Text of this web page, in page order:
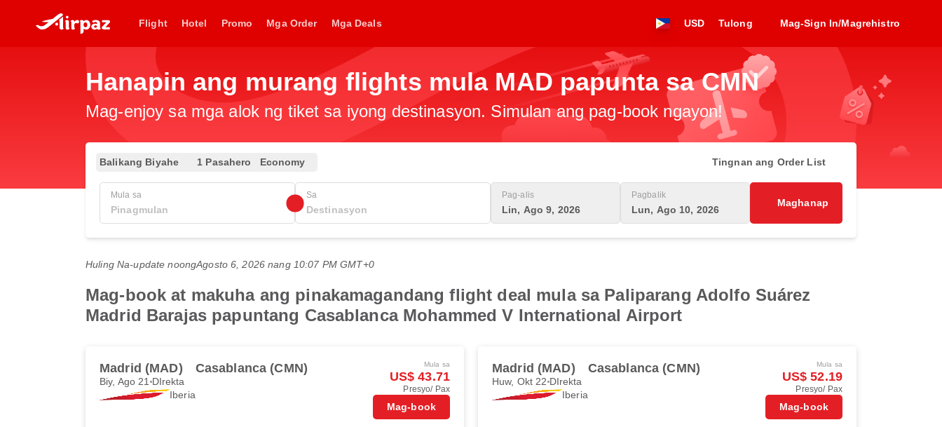
Flight Hotel Promo Mga Order Mga Deals USD Tulong Mag-Sign In/Magrehistro
Hanapin ang murang flights mula MAD papunta sa CMN
Mag-enjoy sa mga alok ng tiket sa iyong destinasyon. Simulan ang pag-book ngayon!
Balikang Biyahe 1 Pasahero Economy Tingnan ang Order List
Mula sa Sa Pag-alis
Lin, Ago 9, 2026
Pagbalik
Lun, Ago 10, 2026
Maghanap
Huling Na-update noongAgosto 6, 2026 nang 10:07 PM GMT+0
Mag-book at makuha ang pinakamagandang flight deal mula sa Paliparang Adolfo Suárez
Madrid Barajas papuntang Casablanca Mohammed V International Airport
Madrid (MAD) Casablanca (CMN)
Biy, Ago 21 DIrekta
Iberia
Mula sa
US$ 43.71
Presyo/ Pax
Mag-book
Madrid (MAD) Casablanca (CMN)
Huw, Okt 22 DIrekta
Iberia
Mula sa
US$ 52.19
Presyo/ Pax
Mag-book